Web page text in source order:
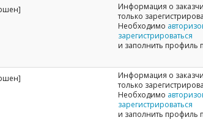
Информация о
только
Необходимо
зарегистрироваться
и заполнить профиль
Информация о
только
Необходимо
зарегистрироваться
и заполнить профиль